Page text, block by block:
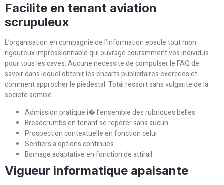
Facilite en tenant aviation
scrupuleux
L’organisation en compagnie de l’information epaule tout mon
rigoureux impressionnable qui ouvrage couramment vos individus
pour tous les caves. Aucune necessite de compulser le FAQ de
savoir dans lequel obtenir les encarts publicitaires exercees et
comment approcher le piedestal. Total ressort sans vulgarite de la
societe admise.
Admission pratique i� l’ensemble des rubriques belles
Breadcrumbs en tenant se reperer sans aucun
Prospection contextuelle en fonction celui
Sentiers a options continues
Bornage adaptative en fonction de attirail
Vigueur informatique apaisante